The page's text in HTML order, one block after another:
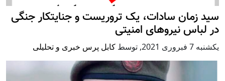
سید زمان سادات، یک تروریست و جنایتکار جنگی
در لباس نیروهای امنیتی
يكشنبه 7 فبروری 2021 , توسط کابل پرس خبری و تحلیلی